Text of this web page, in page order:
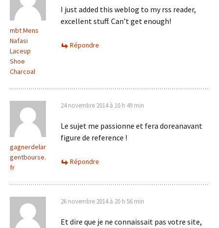
mbt Mens
Nafasi
Laceup
Shoe
Charcoal
I just added this weblog to my rss reader,
excellent stuff. Can’t get enough!
Répondre
gagnerdelar
gentbourse.
fr
24 novembre 2014 à 10 h 49 min
Le sujet me passionne et fera doreanavant
figure de reference !
Répondre
26 novembre 2014 à 20 h 56 min
Et dire que je ne connaissait pas votre site,